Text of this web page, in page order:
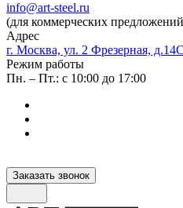
info@art-steel.ru
(для коммерческих
Адрес
г. Москва, ул. 2 Фрезерная,
Режим работы
Пн. – Пт.: с 10:00 до 17:00
Заказать звонок